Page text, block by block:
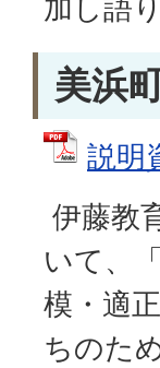
加し語
美浜
説明
伊藤教
いて、
模・適
ちのた